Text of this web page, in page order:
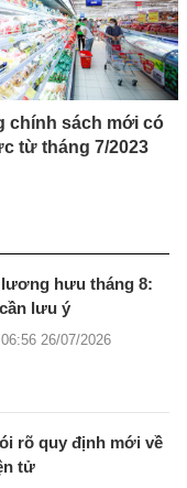
chính sách mới có
từ tháng 7/2023
hưu tháng 8:
lưu ý
26/07/2026
rõ quy định mới về
tử